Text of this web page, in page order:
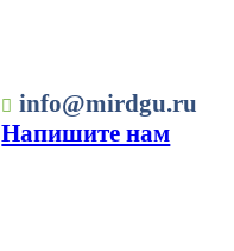
info@mirdgu.ru
Напишите нам